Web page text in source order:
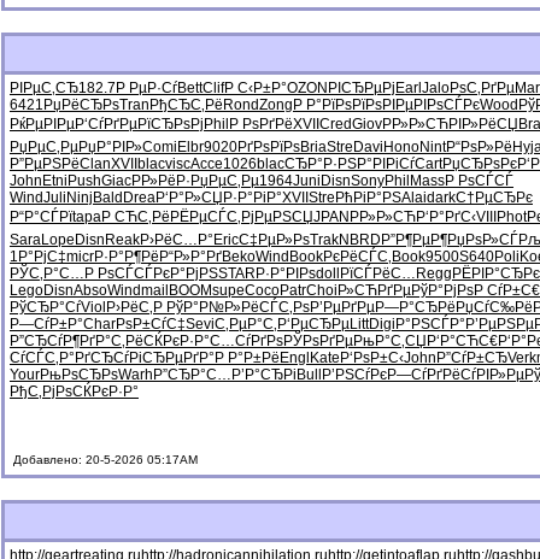
РІРµС‚СЂ182.7 Р РµР·СѓBettClifР С‹Р±Р°OZON РІСЂРµРј Earl JaloРѕС‚РґРµ
6421 РџРёСЂРѕTran РђСЂС‚Рё RondZong Р Р°РїРѕРїРѕРІРµРІРѕСЃРєWood
РќРµРІРµР‘СѓРґРµРїСЂРѕРј Phil Р РѕРґРёXVII CredGiovРР»Р»СЋРІР»РёСЏ
РџРµС‚РµРџР°РІР»Comi Elbr9020РґРѕРїРѕBriaStre Davi HonoNintР“РѕР»Рё
Р”РµРЅРёClanXVII blacviscAcce1026blacСЂР°Р·РЅР°РІРіСѓCartРџСЂРѕРє
John Etni PushGiacР­Р»РёР· РџРµС‚Рµ1964Juni DisnSonyPhil MassР РѕСЃСЃ
WindJuli Ninj Bald DreaР‘Р°Р»СЏ Р·Р°РіР°XVII Stre РћРіР°РЅAlaidarkС†РµСЂРє
Р“Р°СЃРїtapaР СЋС‚Рё РЁРµСЃС‚ РјРµРЅСЏJPAN РР»Р»СЋР‘Р°РґС‹VIII Phot
SaraLope Disn ReakР›РёС…Р° EricС‡РµР»РѕTrakNBRD Р”Р¶РµР¶РџРѕР»СЃ
1Р°РјС‡micrР·Р°Р¶Рё Р“Р»Р°РґBekoWind BookРєРёСЃС‚ Book9500S640Poli
РЎС‚Р°С… Р РѕСЃСЃРєР°РјРЅSTAR Р·Р°РІРѕdoll РїСЃРёС… Regg РЁРІР°СЂ
LegoDisnAbsoWindmail BOOMsupeCocoPatrChoi Р»СЋРґРµРўР°РјРѕР СѓР±С€
РўСЂР°СѓViol Р›РёС‚Р РўР°Р№Р»РёСЃС‚РѕР’РµРґРµР—Р°СЂРё РџСѓС‰Рё
Р—СѓР±Р°CharРѕР±СѓС‡SeviС‚РµР°С‚ Р‘РµСЂРµLittDigi Р°РЅСЃР° Р’РµРЅРµ
Р”СЂСѓР¶РґР°С‚РёСЌРєР·Р°С…СѓРґРѕРЎРѕРґРµРњР°С‚СЏ Р‘Р°СЋС€
СѓСЃС‚Р° РґСЂСѓРіСЂРµРґР° Р Р°Р±Рё Engl Kate Р‘РѕР±С‹John Р”СѓР±СЂVerk
YourРњРѕСЂРѕWarh Р”СЂР°С… Р’Р°СЂРі Bull Р’РЅСѓРєР—СѓРґРёСѓРІР»Рµ
РђС‚РјРѕСЌРєР·Р°
Добавлено: 20-5-2026 05:17AM
http://geartreating.ruhttp://hadronicannihilation.ruhttp://getintoaflap.ruhttp://